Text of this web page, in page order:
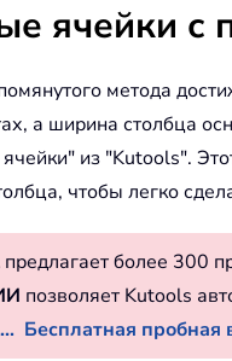
ячейки
метода
а ширина столбца
из "Kutools".
чтобы легко
предлагает более 300
позволяет Kutools
Бесплатная пробная